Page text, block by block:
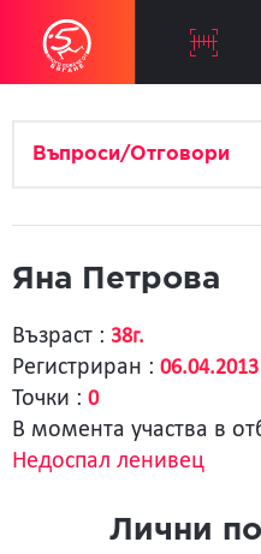
Въпроси/Отговори
Яна Петрова
Възраст : 38г.
Регистриран : 06.04.2013
Точки : 0
В момента участва в
Недоспал ленивец
Лични